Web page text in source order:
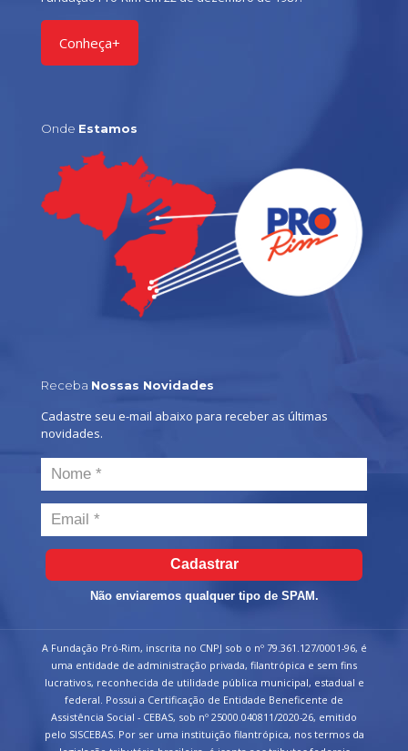
Conheça+
Onde Estamos
Receba Nossas Novidades
Cadastre seu e-mail abaixo para receber as últimas
novidades.
Cadastrar
Não enviaremos qualquer tipo de SPAM.
A Fundação Pró-Rim, inscrita no CNPJ sob o nº 79.361.127/0001-96, é
uma entidade de administração privada, filantrópica e sem fins
lucrativos, reconhecida de utilidade pública municipal, estadual e
federal. Possui a Certificação de Entidade Beneficente de
Assistência Social - CEBAS, sob nº 25000.040811/2020-26, emitido
pelo SISCEBAS. Por ser uma instituição filantrópica, nos termos da